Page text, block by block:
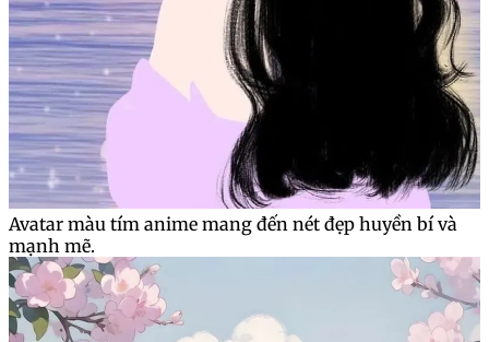
Avatar màu tím anime mang đến nét đẹp huyền bí và
mạnh mẽ.